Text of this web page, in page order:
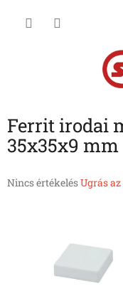
Ferrit irodai
35x35x9 mm
A
Nincs értékelésUgrás